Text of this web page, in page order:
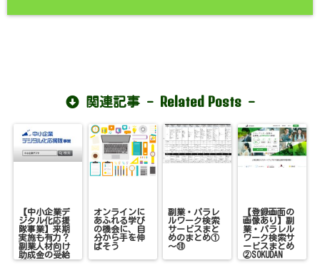
関連記事 - Related Posts-
【中小企業デ
ジタル化応援
隊事業】来期
実施も有力？
副業人材向け
助成金の受給
報告
オンラインに
あふれる学び
の機会に、自
分から手を伸
ばそう
副業・パラレ
ルワーク検索
サービスまと
めのまとめ①
～⑩
【登録画面の
画像あり】副
業・パラレル
ワーク検索サ
ービスまとめ
②SOKUDAN